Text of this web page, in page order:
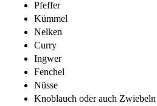
Pfeffer
Kümmel
Nelken
Curry
Ingwer
Fenchel
Nüsse
Knoblauch oder auch Zwiebeln